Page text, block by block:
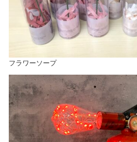
フラワーソープ